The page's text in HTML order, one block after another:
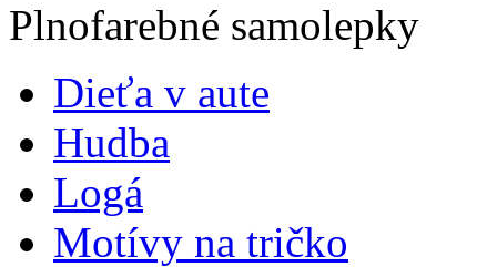
Plnofarebné samolepky
Dieťa v aute
Hudba
Logá
Motívy na tričko